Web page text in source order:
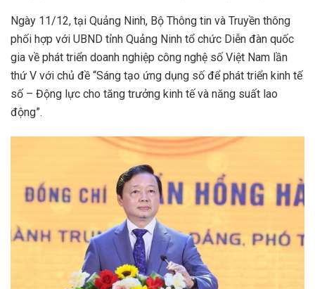
Ngày 11/12, tại Quảng Ninh, Bộ Thông tin và Truyền thông
phối hợp với UBND tỉnh Quảng Ninh tổ chức Diễn đàn quốc
gia về phát triển doanh nghiệp công nghệ số Việt Nam lần
thứ V với chủ đề “Sáng tạo ứng dụng số để phát triển kinh tế
số – Động lực cho tăng trưởng kinh tế và năng suất lao
động”.